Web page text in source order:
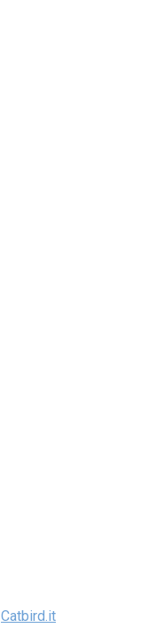
Catbird.it